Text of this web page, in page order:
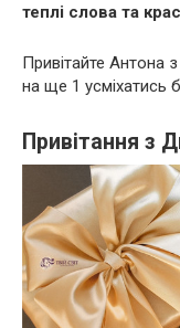
теплі слова та
Привітайте Антона
на ще 1 усміхатись
Привітання з